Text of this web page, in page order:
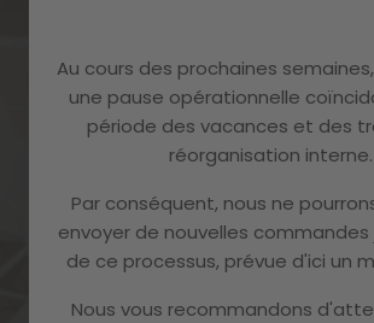
Au cours des prochaines
une pause opérationnelle
période des vacances et des
réorganisation interne.
Par conséquent, nous ne
envoyer de nouvelles commandes
de ce processus, prévue d'ici un
Nous vous recommandons
Coupon de bienvenue
Nouveautés Offres